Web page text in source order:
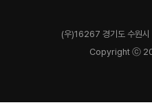
(우)16267 경기도 수원
Copyright ⓒ